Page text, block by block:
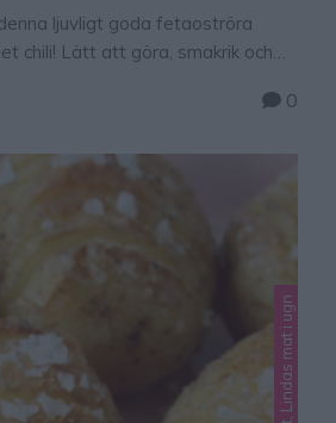
ljuvligt goda fetaoströra
chili! Lätt att göra, smakrik och
fisk, lax, panerad torsk och
kall sås– Currysås med
majsröra– Tzatziki–
To view this video, …
0